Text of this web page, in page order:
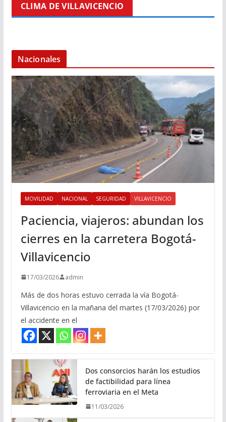
CLIMA DE VILLAVICENCIO
Nacionales
MOVILIDAD NACIONAL SEGURIDAD VILLAVICENCIO
Paciencia, viajeros: abundan los
cierres en la carretera Bogotá-
Villavicencio
17/03/2026 admin
Más de dos horas estuvo cerrada la vía Bogotá-
Villavicencio en la mañana del martes (17/03/2026) por
el accidente en el
Dos consorcios harán los estudios
de factibilidad para línea
ferroviaria en el Meta
11/03/2026